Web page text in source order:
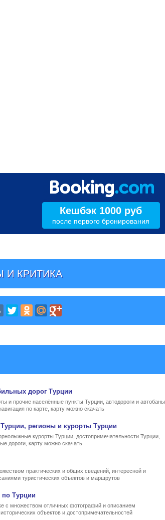
Кешбэк 1000 руб
после первого бронирования
КРИТИКА
дорог Турции
и прочие населённые пункты Турции, автодороги и автобаны,
по карте, карту можно скачать
регионы и курорты Турции
курорты Турции, достопримечательности Турции,
дороги, карту можно скачать
практических и общих сведений, интересной и
туристических объектов и маршрутов
по Турции
с множеством отличных фотографий и описанием
объектов и достопримечательностей